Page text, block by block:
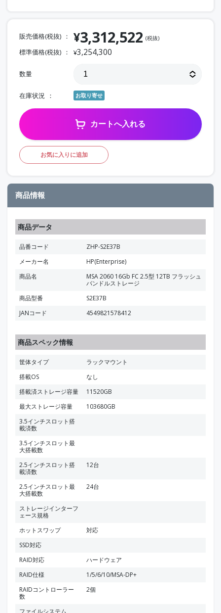
販売価格(税抜) ¥3,312,522 (税抜)
標準価格(税抜) ¥3,254,300
数量
在庫状況 お取り寄せ
カートへ入れる
お気に入りに追加
商品情報
商品データ
品番コード
ZHP-S2E37B
メーカー名
HP(Enterprise)
商品名
MSA 2060 16Gb FC 2.5型 12TB フラッシュ
バンドルストレージ
商品型番
S2E37B
JANコード
4549821578412
商品スペック情報
筐体タイプ
ラックマウント
搭載OS
なし
搭載済ストレージ容量
11520GB
最大ストレージ容量
103680GB
3.5インチスロット搭
載済数
3.5インチスロット最
大搭載数
2.5インチスロット搭
載済数
12台
2.5インチスロット最
大搭載数
24台
ストレージインターフ
ェース規格
ホットスワップ
対応
SSD対応
RAID対応
ハードウェア
RAID仕様
1/5/6/10/MSA-DP+
RAIDコントローラー
数
2個
ファイルシステム